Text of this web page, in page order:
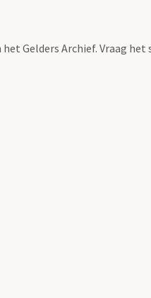
Gelders Archief. Vraag het